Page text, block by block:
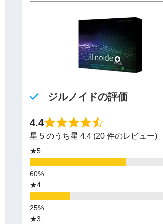
ジルノイドの評価
4.4
星 5 のうち星 4.4 (20 件のレビュー)
★5
★4
★3